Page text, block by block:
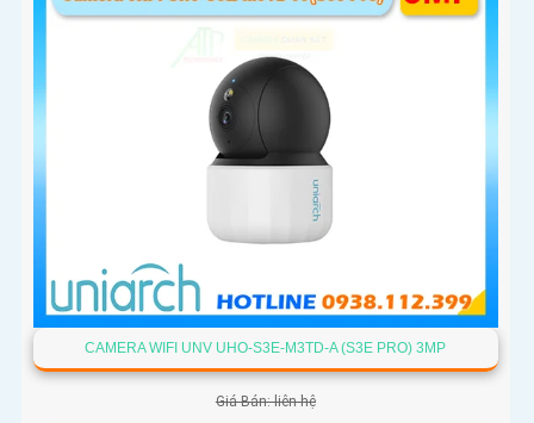
CAMERA WIFI UNV UHO-S3E-M3TD-A (S3E PRO) 3MP
Giá Bán: liên hệ